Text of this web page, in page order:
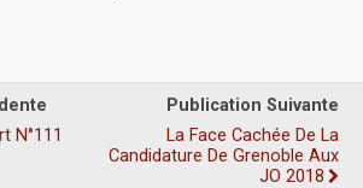
N°111
Publication Suivante
La Face Cachée De La
Candidature De Grenoble Aux
JO 2018